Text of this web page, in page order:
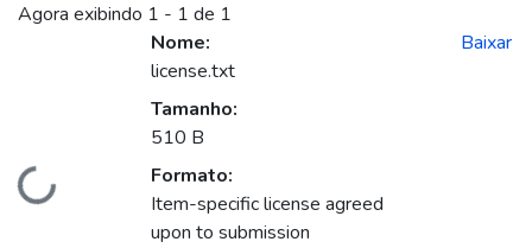
Agora exibindo 1 - 1 de 1
Nome:
license.txt
Tamanho:
510 B
Formato:
Item-specific license agreed
upon to submission
Baixar